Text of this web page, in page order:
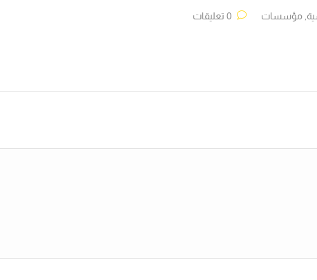
مؤسسات